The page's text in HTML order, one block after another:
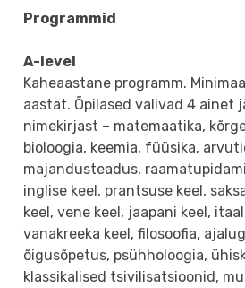
Programmid
A-level
Kaheaastane programm.
aastat. Õpilased valivad 4 ainet
nimekirjast – matemaatika,
bioloogia, keemia, füüsika,
majandusteadus,
inglise keel, prantsuse keel,
keel, vene keel, jaapani keel,
vanakreeka keel, filosoofia,
õigusõpetus, psühholoogia,
klassikalised tsivilisatsioonid,